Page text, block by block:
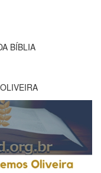
BÍBLIA